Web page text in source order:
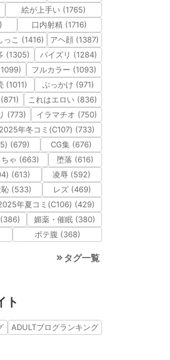
絵が上手い (1765)
口内射精 (1716)
っこ (1416)
アヘ顔 (1387)
(1305)
パイズリ (1284)
フルカラー (1093)
(1011)
ぶっかけ (971)
これはエロい (836)
(773)
イラマチオ (750)
2025年冬コミ(C107) (733)
(679)
CG集 (676)
ちゃ (663)
堕落 (616)
(613)
凌辱 (592)
恥 (533)
レズ (469)
年夏コミ(C106) (429)
媚薬・催眠 (380)
ボテ腹 (368)
タグ一覧
ト
ADULTブログランキング